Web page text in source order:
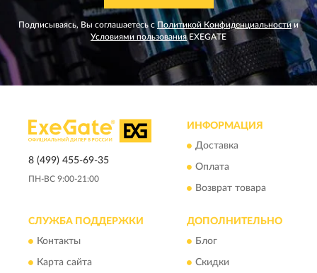
Подписываясь, Вы соглашаетесь сПолитикой Конфиденциальности и
Условиями пользованияEXEGATE
8 (499) 455-69-35
ПН-ВС 9:00-21:00
ИНФОРМАЦИЯ
Доставка
Оплата
Возврат товара
СЛУЖБА ПОДДЕРЖКИ
Контакты
Карта сайта
ДОПОЛНИТЕЛЬНО
Блог
Скидки